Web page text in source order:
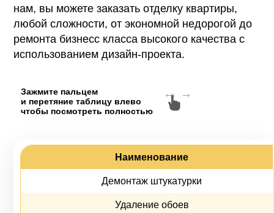
нам, вы можете заказать отделку квартиры,
любой сложности, от экономной недорогой до
ремонта бизнесс класса высокого качества с
использованием дизайн-проекта.
Зажмите пальцем
и перетяние таблицу влево
чтобы посмотреть полностью
Наименование
Демонтаж штукатурки
Удаление обоев